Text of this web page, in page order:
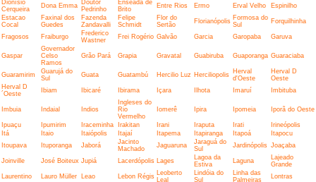
Dionísio
Cerqueira
Dona Emma Doutor
Pedrinho
Enseada de
Brito
Entre Rios Ermo Erval Velho
Espinilho
Estacao
Cocal
Faxinal dos
Guedes
Fazenda
Zandavalli
Felipe
Schmidt
Flor do
Sertão
Florianópolis Formosa do
Sul
Forquilhinha
Fragosos Fraiburgo
Frederico
Wastner
Frei Rogério Galvão Garcia Garopaba Garuva
Gaspar
Governador
Celso
Ramos
Grão Pará Grapia Gravatal Guabiruba Guaporanga Guaraciaba
Guaramirim
Guarujá do
Sul
Guata Guatambú Hercilio Luz Herciliopolis Herval
d'Oeste
Herval D
Oeste
Herval D
´Oeste
Ibiam Ibicaré Ibirama Içara Ilhota Imaruí Imbituba
Imbuia Indaial Indios
Ingleses do
Rio
Vermelho
Iomerê Ipira Ipomeia Iporã do Oeste
Ipuaçu Ipumirim Iraceminha Irakitan Irani Iraputa Irati
Irineópolis
Itá
Itaio Itaiópolis Itajaí Itapema Itapiranga Itapoá
Itapocu
Itoupava
Ituporanga Jaborá
Jacinto
Machado
Jaguaruna
Jaraguá do
Sul
Jardinópolis Joaçaba
Joinville José Boiteux Jupiá Lacerdópolis Lages
Lagoa da
Estiva
Laguna
Lajeado
Grande
Laurentino
Lauro Müller Leao Lebon Régis
Leoberto
Leal
Lindóia do
Sul
Linha das
Palmeiras
Lontras